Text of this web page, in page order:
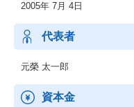
イト
・クラウドサイン：日本初
・税理士ドットコム：税に
談したり税理士を検索をす
2005年 7月 4日
代表者
元榮 太一郎
資本金